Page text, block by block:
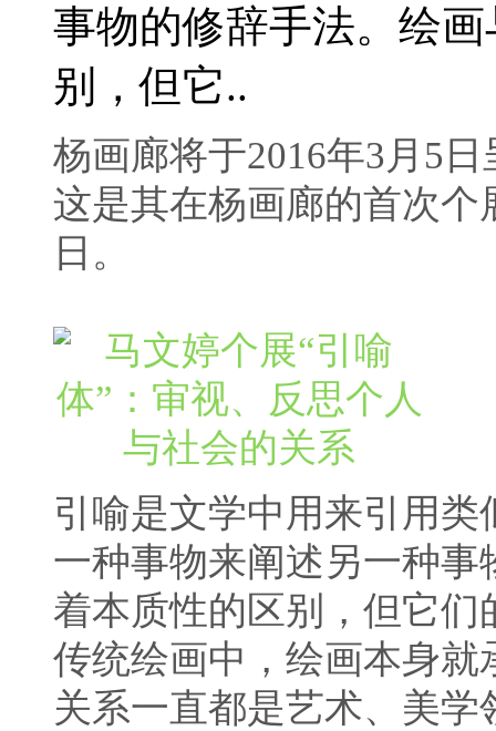
事物的修辞手法。绘
别，但它..
杨画廊将于2016年3月5
这是其在杨画廊的首次个
日。
引喻是文学中用来引用
一种事物来阐述另一种
着本质性的区别，但它
传统绘画中，绘画本身
关系一直都是艺术、美